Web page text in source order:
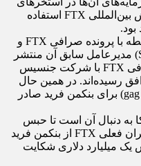
نقدینگی صرافی در شروع به کار بخش بین‌المللی FTX استفاده
در هفته‌های اخیر اخبار مختلفی در رابطه با پرونده صرافی FTX و
سم بنکمن فرید (Sam Bankman-Fried) مدیرعامل سابق آن منتشر
شده است. بر اساس گزارشات، صرافی FTX با شرکت جنسیس
رسیده‌اند. در همین حال
یک قاضی اخیرا دستور سکوت (gag order) برای بنکمن فرید صادر
به دنبال آن است تا حبس
بنکمن فرید را ادامه دهد. همچنین مدیران فعلی FTX از بنکمن فرید
یک میلیارد دلاری شکایت